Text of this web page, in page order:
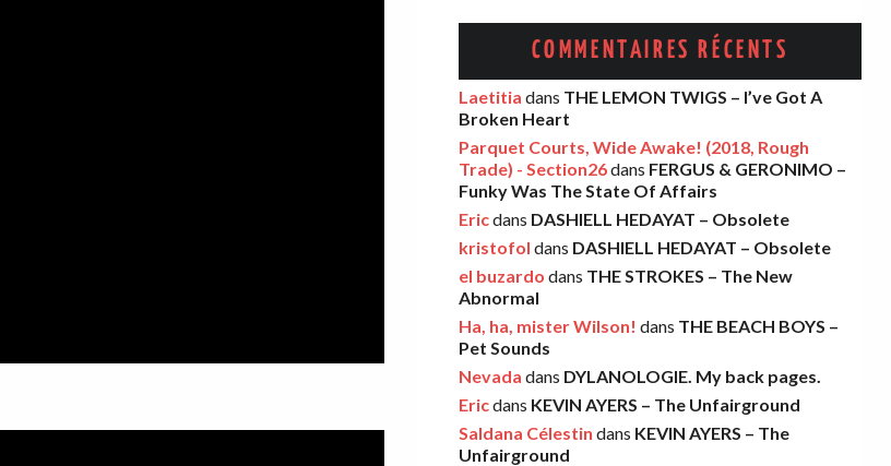
AMELIA COBURN – Between The Moon
And The Milkman
THE LEMON TWIGS – Go To School
Léo · 5 novembre 2025
Eric·2 novembre 2025
AARON FRAZER – Introducing…
COMMENTAIRES RÉCENTS
Laetitia dans THE LEMON TWIGS – I’ve Got A
Broken Heart
Parquet Courts, Wide Awake! (2018, Rough
Trade) - Section26dans FERGUS & GERONIMO –
Funky Was The State Of Affairs
Ericdans DASHIELL HEDAYAT – Obsolete
kristofol dans DASHIELL HEDAYAT – Obsolete
el buzardo dans THE STROKES – The New
Abnormal
Ha, ha, mister Wilson! dans THE BEACH BOYS –
Pet Sounds
Nevada dans DYLANOLOGIE. My back pages.
Ericdans KEVIN AYERS – The Unfairground
Saldana Célestin dans KEVIN AYERS – The
Unfairground